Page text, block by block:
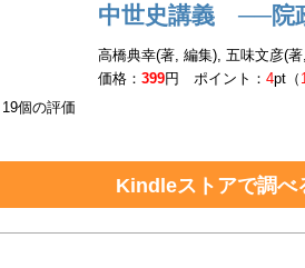
中世史講義 ──院
高橋典幸(著, 編集), 五味文彦(
価格：399円 ポイント：4pt（
19個の評価
Kindleストアで調べ